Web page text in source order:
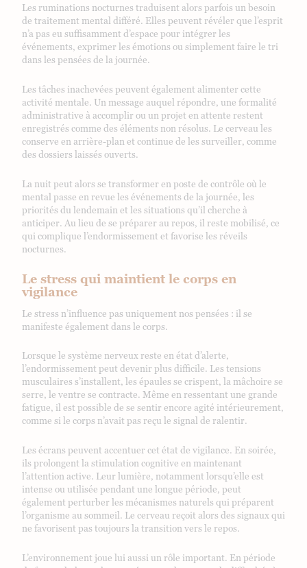
Les ruminations nocturnes traduisent alors parfois un besoin
de traitement mental différé. Elles peuvent révéler que l’esprit
n’a pas eu suffisamment d’espace pour intégrer les
événements, exprimer les émotions ou simplement faire le tri
dans les pensées de la journée.
Les tâches inachevées peuvent également alimenter cette
activité mentale. Un message auquel répondre, une formalité
administrative à accomplir ou un projet en attente restent
enregistrés comme des éléments non résolus. Le cerveau les
conserve en arrière-plan et continue de les surveiller, comme
des dossiers laissés ouverts.
La nuit peut alors se transformer en poste de contrôle où le
mental passe en revue les événements de la journée, les
priorités du lendemain et les situations qu’il cherche à
anticiper. Au lieu de se préparer au repos, il reste mobilisé, ce
qui complique l’endormissement et favorise les réveils
nocturnes.
Le stress qui maintient le corps en
vigilance
Le stress n’influence pas uniquement nos pensées : il se
manifeste également dans le corps.
Lorsque le système nerveux reste en état d’alerte,
l’endormissement peut devenir plus difficile. Les tensions
musculaires s’installent, les épaules se crispent, la mâchoire se
serre, le ventre se contracte. Même en ressentant une grande
fatigue, il est possible de se sentir encore agité intérieurement,
comme si le corps n’avait pas reçu le signal de ralentir.
Les écrans peuvent accentuer cet état de vigilance. En soirée,
ils prolongent la stimulation cognitive en maintenant
l’attention active. Leur lumière, notamment lorsqu’elle est
intense ou utilisée pendant une longue période, peut
également perturber les mécanismes naturels qui préparent
l’organisme au sommeil. Le cerveau reçoit alors des signaux qui
ne favorisent pas toujours la transition vers le repos.
L’environnement joue lui aussi un rôle important. En période